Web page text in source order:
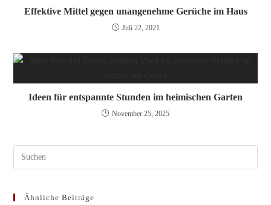
Effektive Mittel gegen unangenehme Gerüche im Haus
Juli 22, 2021
Ideen für entspannte Stunden im heimischen Garten
November 25, 2025
Ähnliche Beiträge